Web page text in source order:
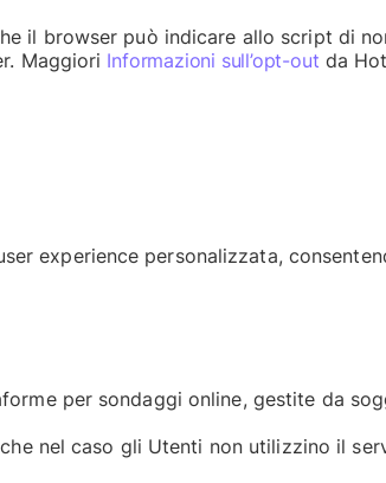
il browser può indicare allo script di
Maggiori Informazioni sull’opt-out da
experience personalizzata,
per sondaggi online, gestite da
nel caso gli Utenti non utilizzino il